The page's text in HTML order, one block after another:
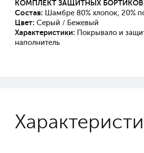
КОМПЛЕКТ ЗАЩИТНЫХ БОРТИКОВ
Состав: Шамбре 80% хлопок, 20%
Цвет: Серый / Бежевый
Характеристики: Покрывало и
наполнитель